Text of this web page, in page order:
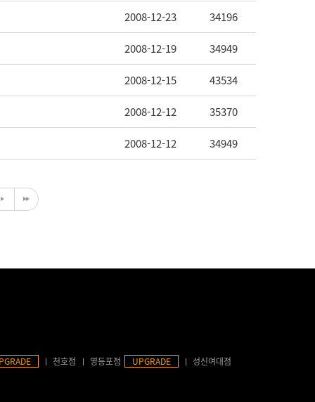
2008-12-23 34196
2008-12-19 34949
2008-12-15 43534
2008-12-12 35370
2008-12-12 34949
천호점 영등포점 UPGRADE 성신여대점